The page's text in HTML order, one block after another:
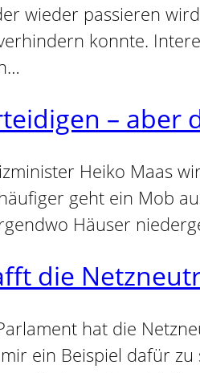
wieder passieren
konnte.
– aber
Heiko Maas
geht ein Mob
Häuser
die
hat die
ein Beispiel dafür